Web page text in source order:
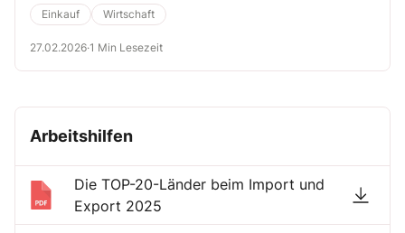
Einkauf Wirtschaft
27.02.2026·1 Min Lesezeit
Arbeitshilfen
Die TOP-20-Länder beim Import und
Export 2025